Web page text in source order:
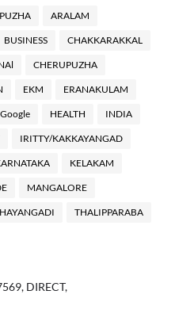
ARALAM
BUSINESS CHAKKARAKKAL
CHERUPUZHA
EKM ERANAKULAM
Google HEALTH INDIA
IRITTY/KAKKAYANGAD
KELAKAM
MANGALORE
THALIPPARABA
DIRECT,